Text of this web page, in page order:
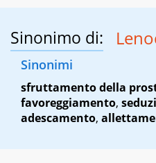
Sinonimo di:
Sinonimi
sfruttamento della
favoreggiamento,
adescamento,